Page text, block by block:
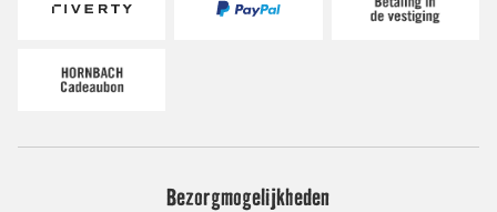
Bezorgmogelijkheden